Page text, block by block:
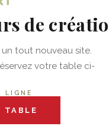
de
tout nouveau site.
votre table ci-
LIGNE
TABLE